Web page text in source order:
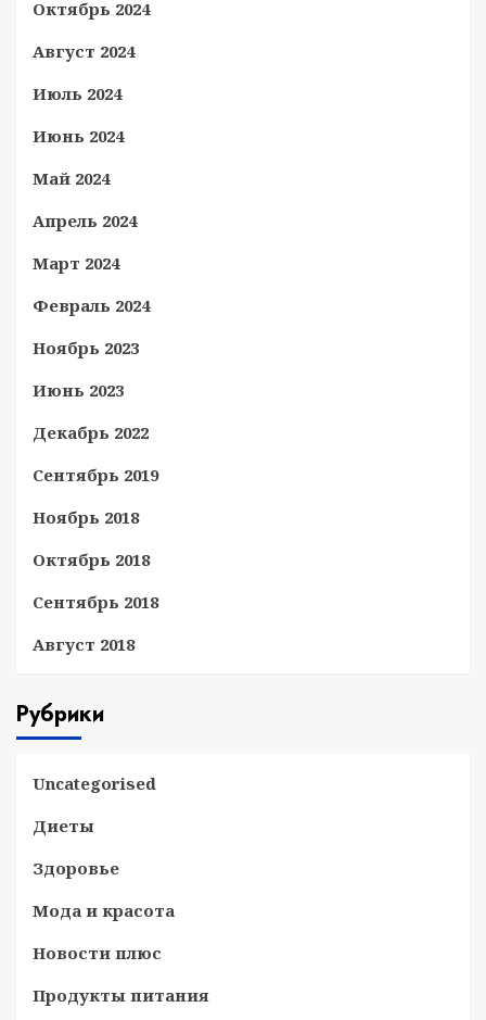
Октябрь 2024
Август 2024
Июль 2024
Июнь 2024
Май 2024
Апрель 2024
Март 2024
Февраль 2024
Ноябрь 2023
Июнь 2023
Декабрь 2022
Сентябрь 2019
Ноябрь 2018
Октябрь 2018
Сентябрь 2018
Август 2018
Рубрики
Uncategorised
Диеты
Здоровье
Мода и красота
Новости плюс
Продукты питания